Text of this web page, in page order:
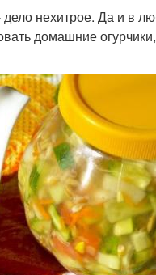
нехитрое. Да и в
домашние